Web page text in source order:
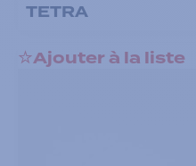
TETRA
Ajouter à la liste